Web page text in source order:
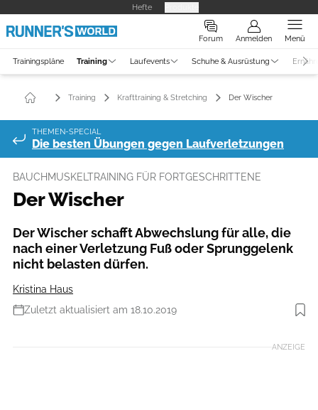
Hefte
Forum Anmelden Menü
Trainingspläne Training Laufevents Schuhe & Ausrüstung
Training Krafttraining & Stretching Der Wischer
THEMEN-SPECIAL
Die besten Übungen gegen Laufverletzungen
BAUCHMUSKELTRAINING FÜR FORTGESCHRITTENE
Der Wischer
Der Wischer schafft Abwechslung für alle, die
nach einer Verletzung Fuß oder Sprunggelenk
nicht belasten dürfen.
Kristina Haus
Zuletzt aktualisiert am 18.10.2019
Foto: Henning Heide
ANZEIGE